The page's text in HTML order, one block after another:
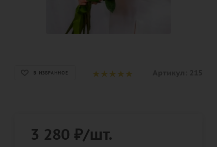
В ИЗБРАННОЕ
3 280 ₽/шт.